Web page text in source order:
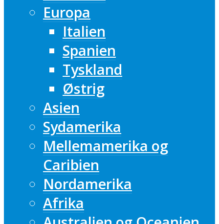
Europa
Italien
Spanien
Tyskland
Østrig
Asien
Sydamerika
Mellemamerika og
Caribien
Nordamerika
Afrika